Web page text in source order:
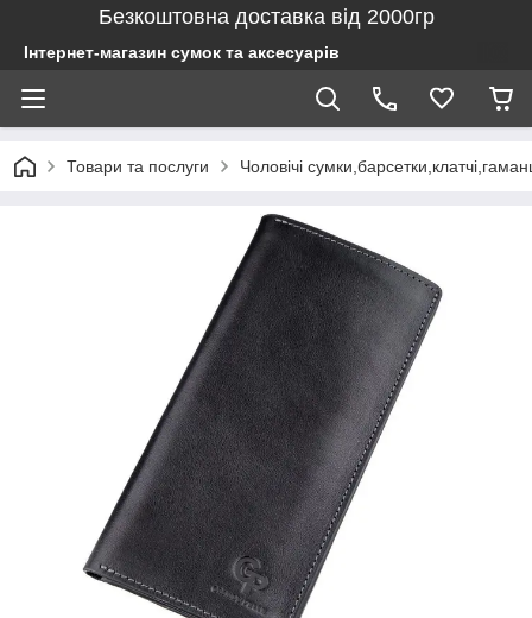
Безкоштовна доставка від 2000гр
Інтернет-магазин сумок та аксесуарів
Товари та послуги Чоловічі